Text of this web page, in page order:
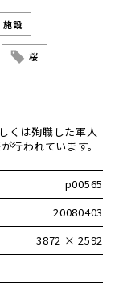
施設
桜
くは殉職した軍人
行われています。
p00565
20080403
3872 × 2592